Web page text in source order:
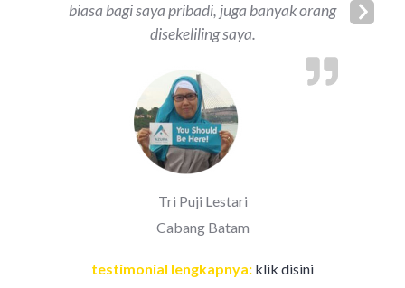
biasa bagi saya pribadi, juga banyak orang
disekeliling saya.
Tri Puji Lestari
Cabang Batam
testimonial lengkapnya: klik disini